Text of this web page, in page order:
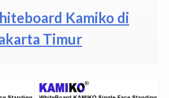
Kamiko di
Timur